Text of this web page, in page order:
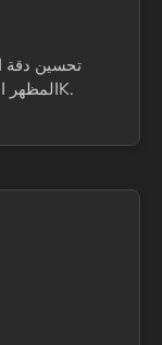
تحسين دقة
المظهر الطبيعي لصورك مع رفعها إلى دقة 4K.